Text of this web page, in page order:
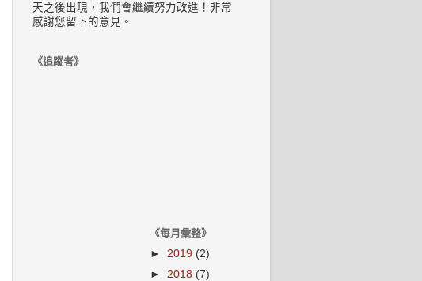
天之後出現，我們會繼續努力改進！非常
感謝您留下的意見。
《追蹤者》
《每月彙整》
► 2019 (2)
► 2018 (7)